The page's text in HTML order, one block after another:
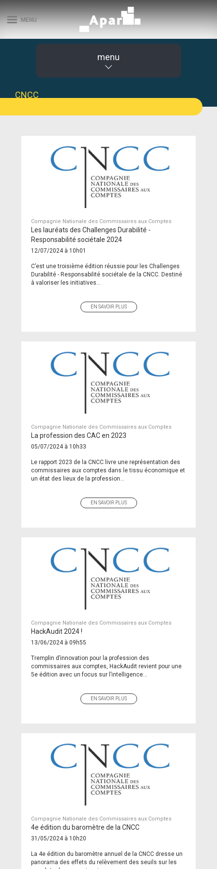
MENU
menu
CNCC
Compagnie Nationale des Commissaires aux Comptes
Les lauréats des Challenges Durabilité -
Responsabilité sociétale 2024
12/07/2024 à 10h01
C’est une troisième édition réussie pour les Challenges
Durabilité - Responsabilité sociétale de la CNCC. Destiné
à valoriser les initiatives...
EN SAVOIR PLUS
Compagnie Nationale des Commissaires aux Comptes
La profession des CAC en 2023
05/07/2024 à 10h33
Le rapport 2023 de la CNCC livre une représentation des
commissaires aux comptes dans le tissu économique et
un état des lieux de la profession...
EN SAVOIR PLUS
Compagnie Nationale des Commissaires aux Comptes
HackAudit 2024 !
13/06/2024 à 09h55
Tremplin d’innovation pour la profession des
commissaires aux comptes, HackAudit revient pour une
5e édition avec un focus sur l’intelligence...
EN SAVOIR PLUS
Compagnie Nationale des Commissaires aux Comptes
4e édition du baromètre de la CNCC
31/05/2024 à 10h20
La 4e édition du baromètre annuel de la CNCC dresse un
panorama des effets du relèvement des seuils sur les